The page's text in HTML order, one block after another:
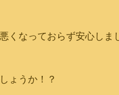
くなっておらず安心しま
ょうか！？